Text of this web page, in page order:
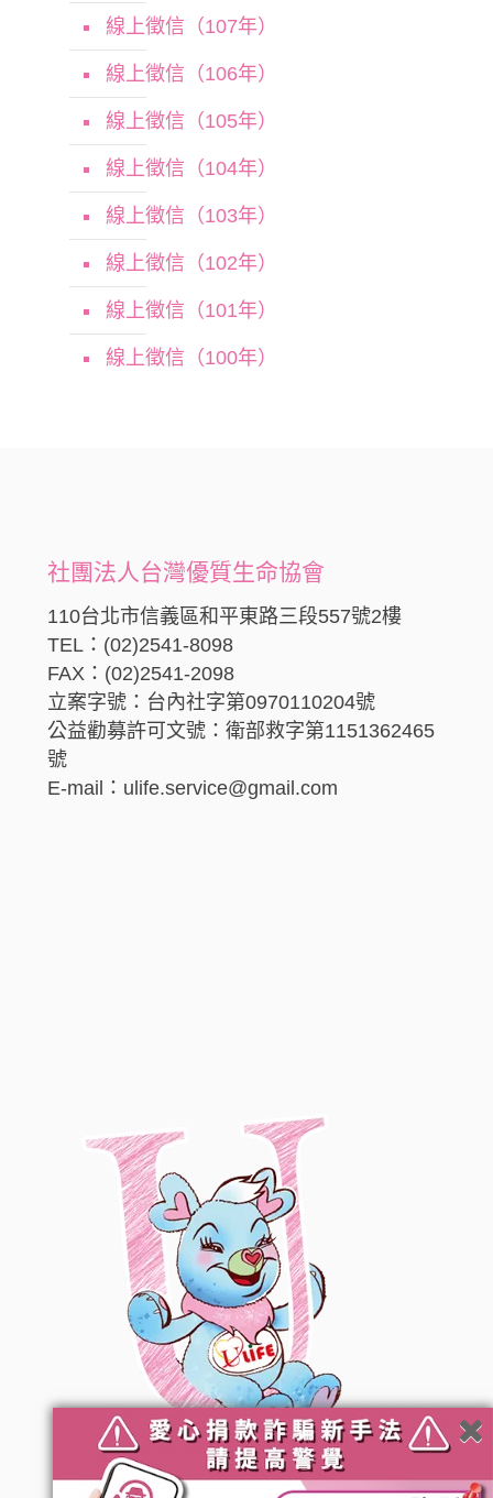
線上徵信（107年）
線上徵信（106年）
線上徵信（105年）
線上徵信（104年）
線上徵信（103年）
線上徵信（102年）
線上徵信（101年）
線上徵信（100年）
社團法人台灣優質生命協會
110台北市信義區和平東路三段557號2樓
TEL：(02)2541-8098
FAX：(02)2541-2098
立案字號：台內社字第0970110204號
公益勸募許可文號：衛部救字第1151362465
號
E-mail：ulife.service@gmail.com